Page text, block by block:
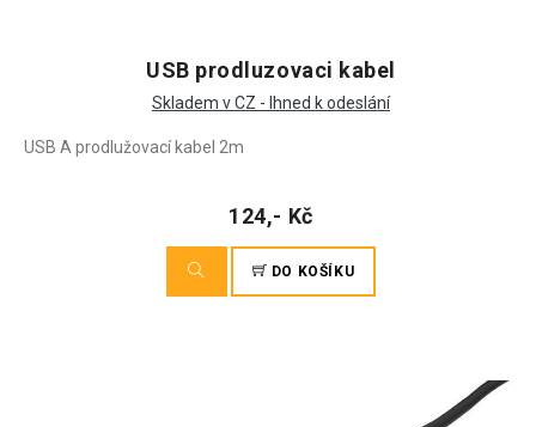
USB prodluzovaci kabel
Skladem v CZ - Ihned k odeslání
USB A prodlužovací kabel 2m
124,- Kč
DO KOŠÍKU